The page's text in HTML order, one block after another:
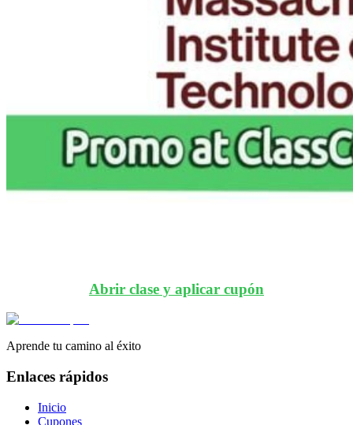
Abrir clase y aplicar cupón
Aprende tu camino al éxito
Enlaces rápidos
Inicio
Cupones